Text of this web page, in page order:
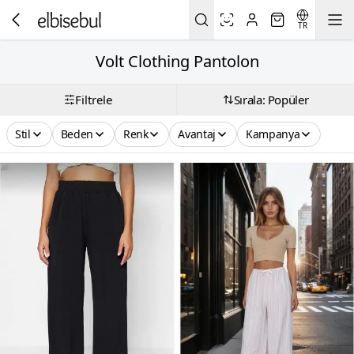
TR
Volt Clothing Pantolon
Filtrele Sırala: Popüler
Stil Beden Renk Avantaj Kampanya